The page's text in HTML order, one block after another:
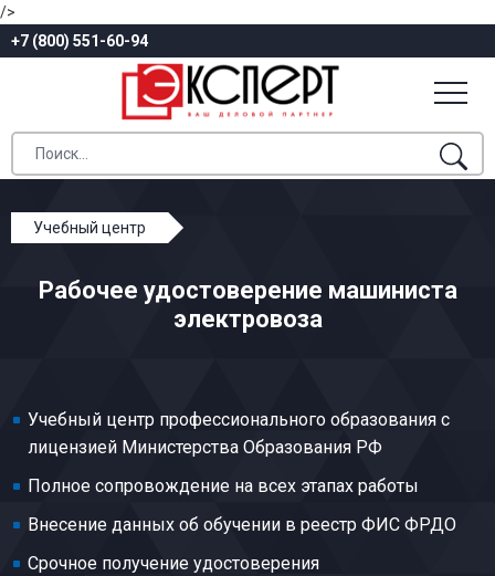
/>
+7 (800) 551-60-94
Учебный центр
Железнодорожный транспорт
Машинист электровоза
Рабочее удостоверение машиниста
электровоза
Учебный центр профессионального образования с
лицензией Министерства Образования РФ
Полное сопровождение на всех этапах работы
Внесение данных об обучении в реестр ФИС ФРДО
Срочное получение удостоверения